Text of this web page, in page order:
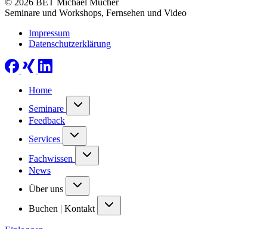
Seminare und Workshops, Fernsehen und Video
Impressum
Datenschutzerklärung
Home
Seminare
Feedback
Services
Fachwissen
News
Über uns
Buchen | Kontakt